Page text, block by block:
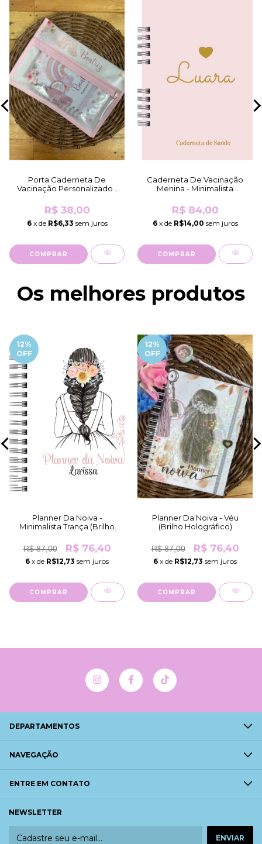
Porta Caderneta De
Vacinação Personalizado -
Caderneta/K...
R$ 38,00
6x de R$6,33 sem juros
COMPRAR
Caderneta De Vacinação
Menina - Minimalista
Holográfico)
R$ 84,00
6x de R$14,00 sem juros
COMPRAR
Os melhores produtos
12%
OFF
Planner Da Noiva -
Minimalista Trança (Brilho
R$ 87,00
R$ 76,40
6 x de R$12,73 sem juros
COMPRAR
12%
OFF
Planner Da Noiva - Véu
(Brilho Holográfico)
R$ 87,00 R$ 76,40
6 x de R$12,73 sem juros
COMPRAR
DEPARTAMENTOS
NAVEGAÇÃO
ENTRE EM CONTATO
NEWSLETTER